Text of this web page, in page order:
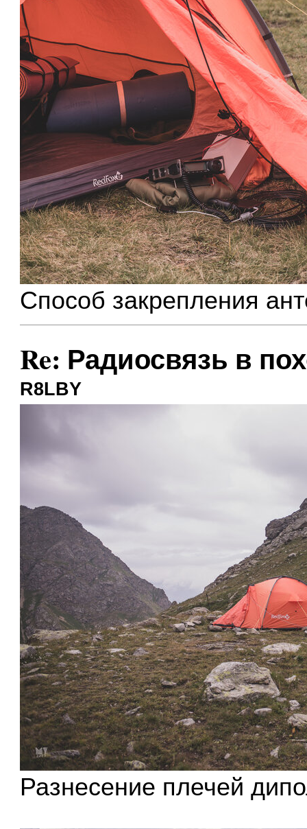
Способ закрепления
Re: Радиосвязь в
R8LBY
Разнесение плечей